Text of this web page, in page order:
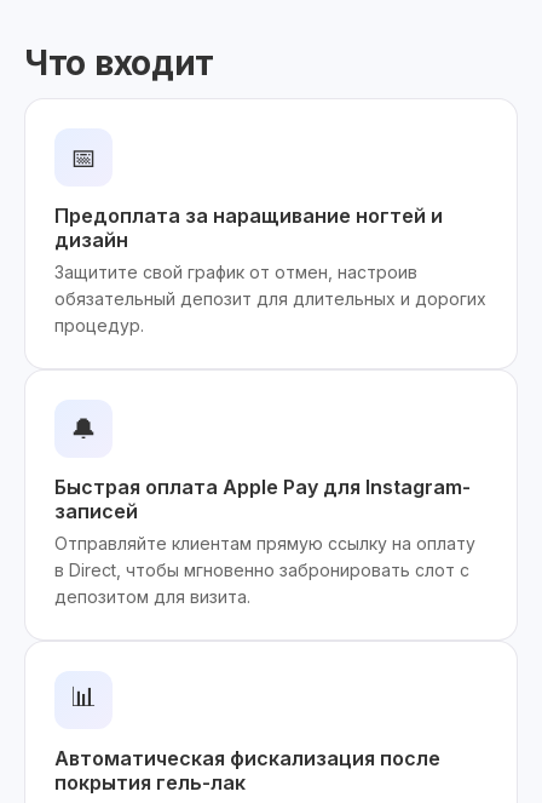
Что входит
📅
Предоплата за наращивание ногтей и
дизайн
Защитите свой график от отмен, настроив
обязательный депозит для длительных и дорогих
процедур.
🔔
Быстрая оплата Apple Pay для Instagram-
записей
Отправляйте клиентам прямую ссылку на оплату
в Direct, чтобы мгновенно забронировать слот с
депозитом для визита.
📊
Автоматическая фискализация после
покрытия гель-лак